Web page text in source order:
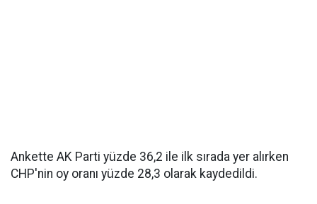
Ankette AK Parti yüzde 36,2 ile ilk sırada yer alırken
CHP'nin oy oranı yüzde 28,3 olarak kaydedildi.